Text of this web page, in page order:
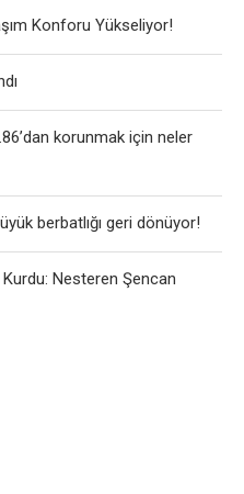
Konforu Yükseliyor!
korunmak için neler
berbatlığı geri dönüyor!
Kurdu: Nesteren Şencan